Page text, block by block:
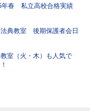
年春 私立高校合格実績
典教室 後期保護者会日
室（火・木）も人気で